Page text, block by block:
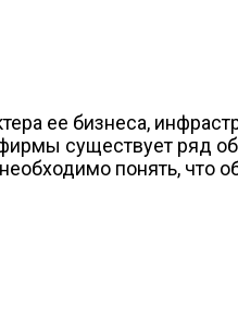
ее бизнеса,
существует ряд
понять, что